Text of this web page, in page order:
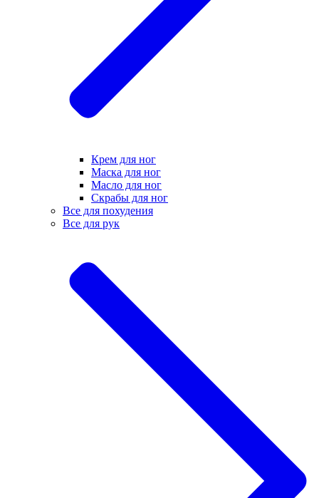
Крем для ног
Маска для ног
Масло для ног
Скрабы для ног
Все для похудения
Все для рук